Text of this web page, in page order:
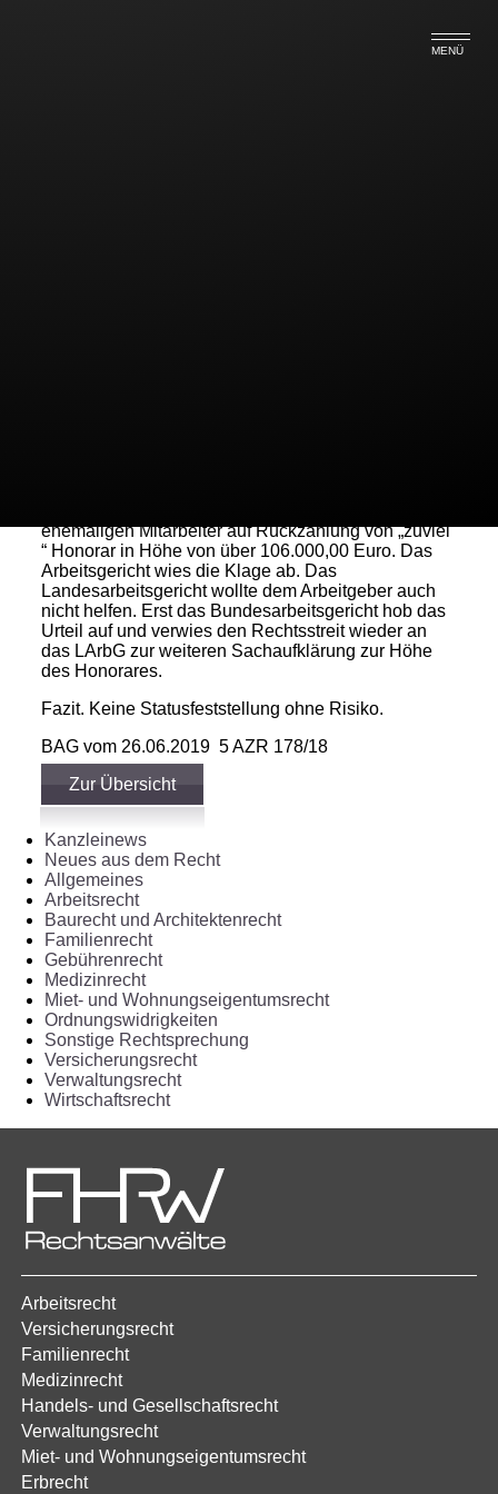
MENÜ
ehemaligen Mitarbeiter auf Rückzahlung von „zuviel
“ Honorar in Höhe von über 106.000,00 Euro. Das
Arbeitsgericht wies die Klage ab. Das
Landesarbeitsgericht wollte dem Arbeitgeber auch
nicht helfen. Erst das Bundesarbeitsgericht hob das
Urteil auf und verwies den Rechtsstreit wieder an
das LArbG zur weiteren Sachaufklärung zur Höhe
des Honorares.
Fazit. Keine Statusfeststellung ohne Risiko.
BAG vom 26.06.2019 5 AZR 178/18
Zur Übersicht
Kanzleinews
Neues aus dem Recht
Allgemeines
Arbeitsrecht
Baurecht und Architektenrecht
Familienrecht
Gebührenrecht
Medizinrecht
Miet- und Wohnungseigentumsrecht
Ordnungswidrigkeiten
Sonstige Rechtsprechung
Versicherungsrecht
Verwaltungsrecht
Wirtschaftsrecht
Arbeitsrecht
Versicherungsrecht
Familienrecht
Medizinrecht
Handels- und Gesellschaftsrecht
Verwaltungsrecht
Miet- und Wohnungseigentumsrecht
Erbrecht